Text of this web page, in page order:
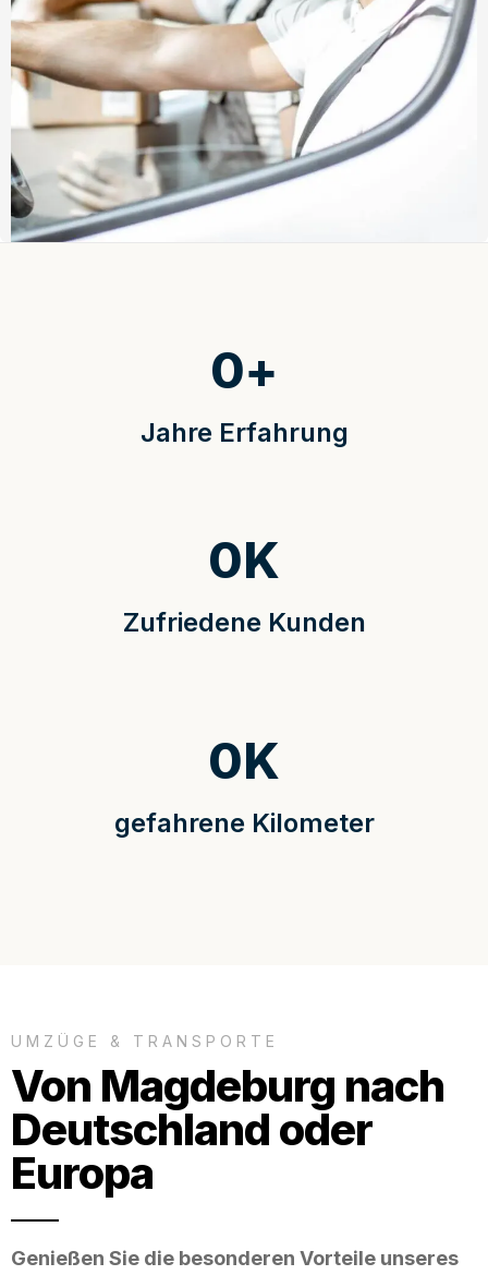
Jahre Erfahrung
0+
Zufriedene Kunden
0K
gefahrene Kilometer
0K
UMZÜGE & TRANSPORTE
Von Magdeburg nach
Deutschland oder
Europa
Genießen Sie die besonderen Vorteile unseres